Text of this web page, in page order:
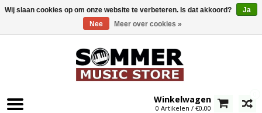
Winkelwagen
0 Artikelen / €0,00
Wij slaan cookies op om onze website te verbeteren. Is dat akkoord?
Ja
Nee
Meer over cookies »